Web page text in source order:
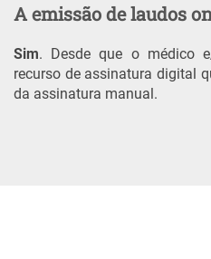
A emissão de laudos
Sim. Desde que o médico
recurso de assinatura digital
da assinatura manual.